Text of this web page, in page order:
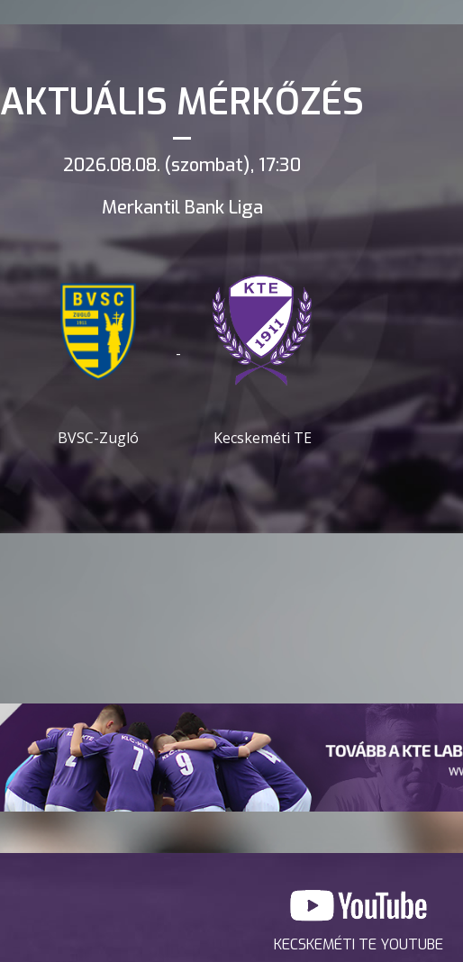
AKTUÁLIS MÉRKŐZÉS
2026.08.08. (szombat), 17:30
Merkantil Bank Liga
BVSC-Zugló
-
Kecskeméti TE
KECSKEMÉTI TE YOUTUBE